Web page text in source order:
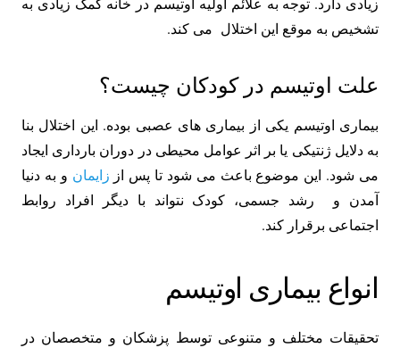
تشخیص به موقع این اختلال می کند.
علت اوتیسم در کودکان چیست؟
بیماری اوتیسم یکی از بیماری های عصبی بوده. این اختلال بنا
به دلایل ژنتیکی یا بر اثر عوامل محیطی در دوران بارداری ایجاد
می شود. این موضوع باعث می شود تا پس از زایمان و به دنیا
آمدن و رشد جسمی، کودک نتواند با دیگر افراد روابط
اجتماعی برقرار کند.
انواع بیماری اوتیسم
تحقیقات مختلف و متنوعی توسط پزشکان و متخصصان در